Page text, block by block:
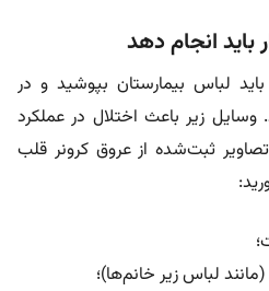
باید انجام دهد
باید لباس بیمارستان بپوشید و در
وسایل زیر باعث اختلال در عملکرد
ثبت‌شده از عروق کرونر قلب
لباس‌ زیر خانم‌ها)؛